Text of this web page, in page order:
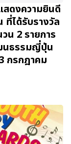
สดงความยินดี
ได้รับรางวัล
น 2 รายการ
นธรรมญี่ปุ่น
กรกฎาคม